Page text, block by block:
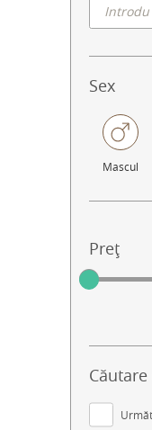
Sex
Mascul
Preț